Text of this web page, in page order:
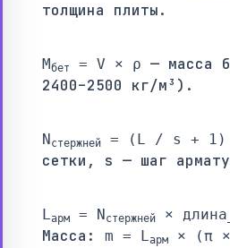
толщина плиты.
Mбет = V × ρ — масса
2400–2500 кг/м³).
N стержней = (L / s + 1)
сетки, s — шаг
Lарм = N стержней ×
Масса: m = Lарм × (π